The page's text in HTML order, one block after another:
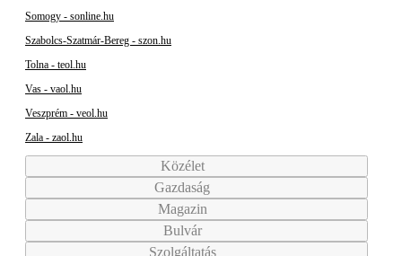
Somogy - sonline.hu
Szabolcs-Szatmár-Bereg - szon.hu
Tolna - teol.hu
Vas - vaol.hu
Veszprém - veol.hu
Zala - zaol.hu
Közélet
Gazdaság
Magazin
Bulvár
Szolgáltatás